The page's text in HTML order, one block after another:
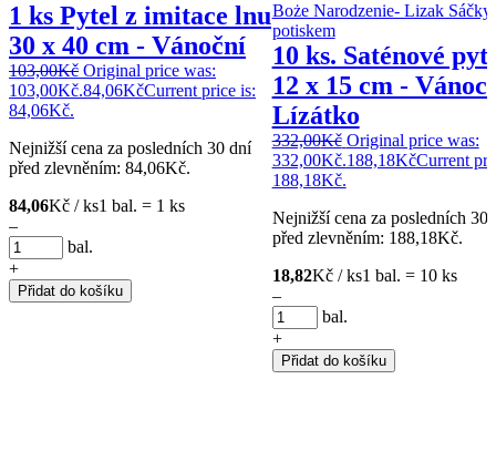
1 ks Pytel z imitace lnu
30 x 40 cm - Vánoční
103,00Kč Original price was:
103,00Kč.84,06KčCurrent price is:
84,06Kč.
Nejnižší cena za posledních 30 dní
před zlevněním: 84,06Kč.
84,06Kč / ks1 bal. = 1 ks
–
bal.
+
Přidat do košíku
10 ks. Saténové
12 x 15 cm -
Lízátko
332,00Kč Original price was:
332,00Kč.188,18KčCurrent
188,18Kč.
Nejnižší cena za posledních 30
před zlevněním: 188,18Kč.
18,82Kč / ks1 bal. = 10 ks
–
bal.
+
Přidat do košíku